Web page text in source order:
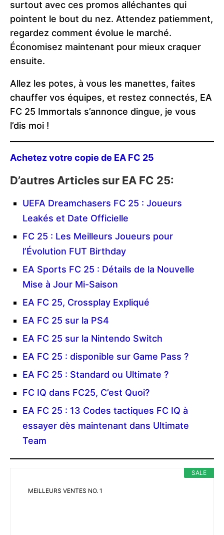
surtout avec ces promos alléchantes qui
pointent le bout du nez. Attendez patiemment,
regardez comment évolue le marché.
Économisez maintenant pour mieux craquer
ensuite.
Allez les potes, à vous les manettes, faites
chauffer vos équipes, et restez connectés, EA
FC 25 Immortals s’annonce dingue, je vous
l’dis moi !
Achetez votre copie de EA FC 25
D’autres Articles sur EA FC 25:
UEFA Dreamchasers FC 25 : Joueurs
Leakés et Date Officielle
FC 25 : Les Meilleurs Joueurs pour
l’Évolution FUT Birthday
EA Sports FC 25 : Détails de la Nouvelle
Mise à Jour Mi-Saison
EA FC 25, Crossplay Expliqué
EA FC 25 sur la PS4
EA FC 25 sur la Nintendo Switch
EA FC 25 : disponible sur Game Pass ?
EA FC 25 : Standard ou Ultimate ?
FC IQ dans FC25, C’est Quoi?
EA FC 25 : 13 Codes tactiques FC IQ à
essayer dès maintenant dans Ultimate
Team
SALE
MEILLEURS VENTES NO. 1